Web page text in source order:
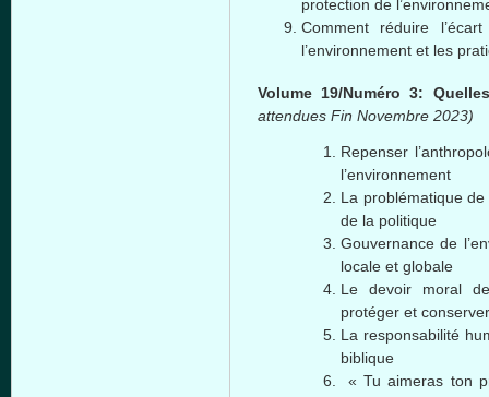
protection de
Comment réduire
l’environnement et les
Volume 19/Numéro 3:
attendues Fin Novembre 2023)
Repenser
l’environnement
La problématique de
de la politique
Gouvernance de
locale et globale
Le devoir moral
protéger et
La responsabilité
biblique
« Tu aimeras ton